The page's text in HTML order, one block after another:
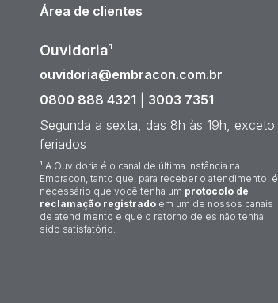
Área de clientes
Ouvidoria¹
ouvidoria@embracon.com.br
0800 888 4321
3003 7351
Segunda a sexta, das 8h às 19h, exceto
feriados
¹ A Ouvidoria é o canal de última instância na
Embracon, tanto que, para receber o atendimento, é
necessário que você tenha um protocolo de
reclamação registrado em um de nossos canais
de atendimento e que o retorno deles não tenha
sido satisfatório.